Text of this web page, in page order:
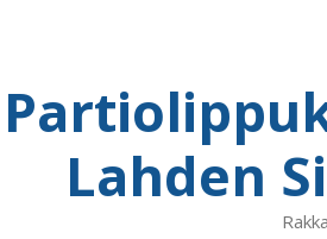
Lahden